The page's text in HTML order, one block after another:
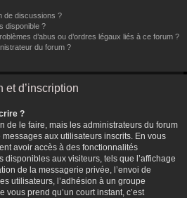
de discussions ?
disponible ?
d’abus ou d’ordres légaux liés à ce forum ?
du forum ?
et d’inscription
?
de le faire, mais les administrateurs du forum
aux utilisateurs inscrits. En vous
avoir accès à des fonctionnalités
aux visiteurs, tels que l’affichage
de la messagerie privée, l’envoi de
utilisateurs, l’adhésion à un groupe
vous prend qu’un court instant, c’est